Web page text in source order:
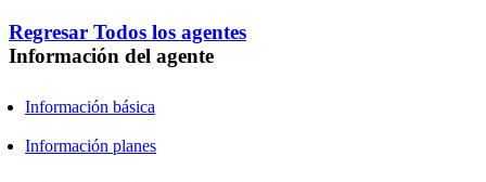
Regresar Todos los agentes
Información del agente
Información básica
Información planes